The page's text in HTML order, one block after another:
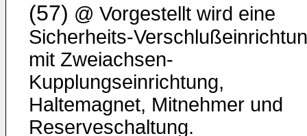
(57) @ Vorgestellt wird eine
Sicherheits-
mit Zweiachsen-
Kupplungseinrichtung,
Haltemagnet, Mitnehmer und
Reserveschaltung.